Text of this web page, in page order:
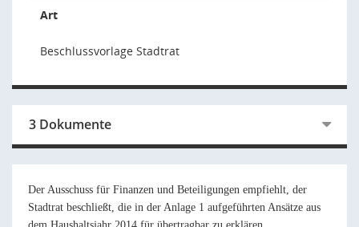
Art
Beschlussvorlage Stadtrat
3 Dokumente
Der Ausschuss für Finanzen und Beteiligungen empfiehlt, der
Stadtrat beschließt, die in der Anlage 1 aufgeführten Ansätze aus